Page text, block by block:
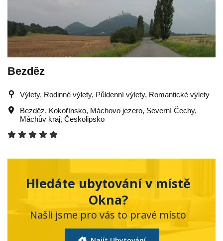
Bezděz
Výlety, Rodinné výlety, Půldenní výlety, Romantické výlety
Bezděz, Kokořínsko, Máchovo jezero, Severní Čechy,
Máchův kraj, Českolipsko
Hledáte ubytování v místě
Okna?
Našli jsme pro vás to pravé místo